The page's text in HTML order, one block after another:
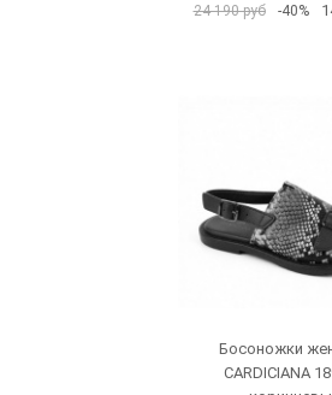
24 190 руб -40%
Босоножки
CARDICIANA